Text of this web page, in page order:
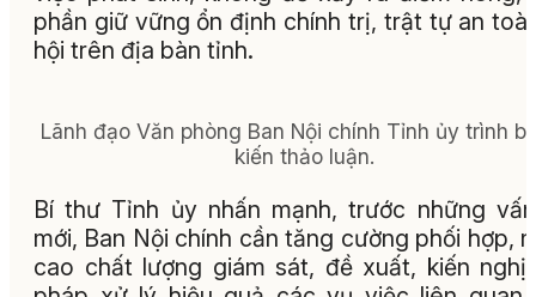
phần giữ vững ổn định chính trị, trật tự an
hội trên địa bàn tỉnh.
Lãnh đạo Văn phòng Ban Nội chính Tỉnh ủy trình
kiến thảo luận.
Bí thư Tỉnh ủy nhấn mạnh, trước những
mới, Ban Nội chính cần tăng cường phối hợp,
cao chất lượng giám sát, đề xuất, kiến nghị